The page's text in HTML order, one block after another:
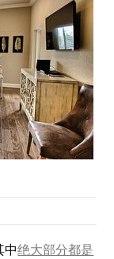
中绝大部分都是